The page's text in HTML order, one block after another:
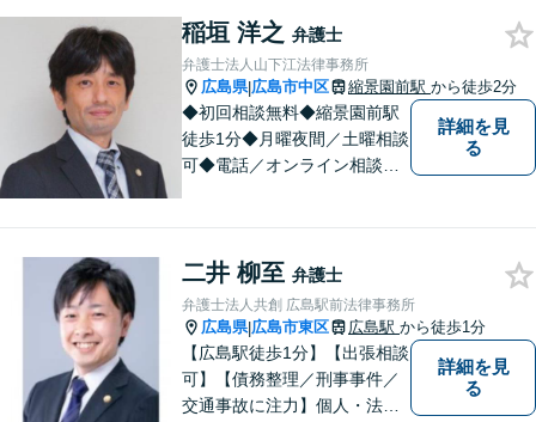
務、交通事故、相続・遺言・
後見、離婚問題、刑事事件な
ど。
稲垣 洋之 弁護士
弁護士法人山下江法律事務所
広島県|広島市中区 縮景園前駅 から徒歩2分
◆初回相談無料◆縮景園前駅
徒歩1分◆月曜夜間／土曜相談
可◆電話／オンライン相談可
遺言など民事・家事事件全般
など
詳細を見
る
二井 柳至 弁護士
弁護士法人共創 広島駅前法律事務所
広島県|広島市東区 広島駅 から徒歩1分
【広島駅徒歩1分】【出張相談
可】【債務整理／刑事事件／
交通事故に注力】個人・法人
詳細を見
る